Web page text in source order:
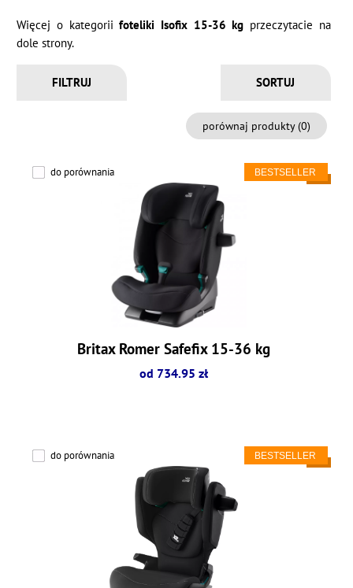
Więcej o kategoriifoteliki Isofix 15-36 kg przeczytacie na
dole strony.
FILTRUJ
porównaj produkty (0)
do porównania
Britax Romer Safefix 15-36 kg
od 734.95 zł
do porównania